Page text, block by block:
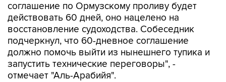
соглашение по Ормузскому проливу будет
действовать 60 дней, оно нацелено на
восстановление судоходства. Собеседник
подчеркнул, что 60-дневное соглашение
должно помочь выйти из нынешнего тупика и
запустить технические переговоры", -
отмечает "Аль-Арабийя".